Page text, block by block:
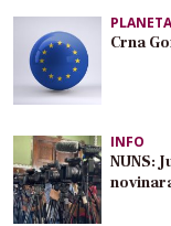
PLANETA
Crna
INFO
NUNS: